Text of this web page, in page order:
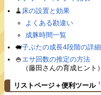
🧹 床の設置と効果
よくある勘違い
成豚時間一覧
🐖子ぶたの成長4段階の詳細
🍚エサ回数の推定の方法
（藤田さんの育成ヒント）
リストページ＋便利ツール †